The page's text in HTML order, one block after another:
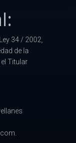
34 / 2002,
de la
Titular